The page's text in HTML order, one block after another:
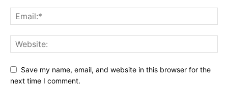
Save my name, email, and website in this browser for the
next time I comment.